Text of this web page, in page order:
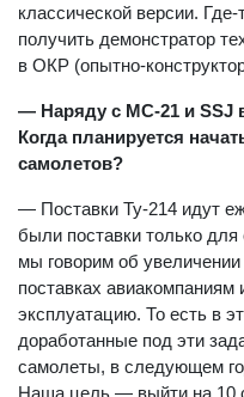
классической версии.
получить демонстратор
в ОКР (опытно-
— Наряду с МС-21 и SSJ
Когда планируется
самолетов?
— Поставки Ту-214 идут
были поставки только
мы говорим об
поставках
эксплуатацию. То есть в
доработанные под эти
самолеты, в следующем
Наша цель — выйти на 10